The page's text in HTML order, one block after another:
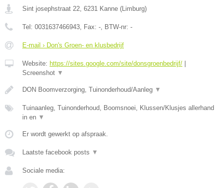
Sint josephstraat 22, 6231 Kanne (Limburg)
Tel: 0031637466943, Fax: -, BTW-nr: -
E-mail › Don's Groen- en klusbedrijf
Website: https://sites.google.com/site/donsgroenbedrijf/
Screenshot ▼
DON Boomverzorging, Tuinonderhoud/Aanleg ▼
Tuinaanleg, Tuinonderhoud, Boomsnoei, Klussen/Klusjes allerhand
in en ▼
Er wordt gewerkt op afspraak.
Laatste facebook posts ▼
Sociale media: